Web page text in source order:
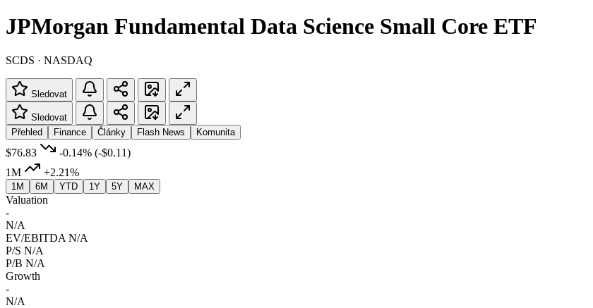
JPMorgan Fundamental Data Science Small Core ETF
SCDS · NASDAQ
Sledovat
Sledovat
Přehled
Finance Články Flash News Komunita
$76.83 -0.14% (-$0.11)
1M
+2.21%
1M 6M YTD 1Y 5Y MAX
Valuation
-
N/A
EV/EBITDA N/A
P/S N/A
P/B N/A
Growth
-
N/A